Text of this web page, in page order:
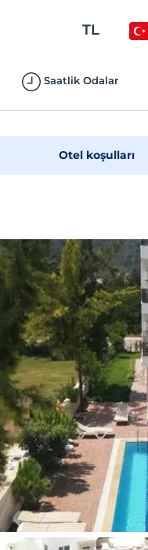
TL
Saatlik Odalar
Otel koşulları